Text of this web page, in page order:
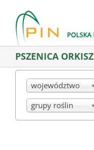
content
PSZENICA ORKISZ
województwo
grupy roślin